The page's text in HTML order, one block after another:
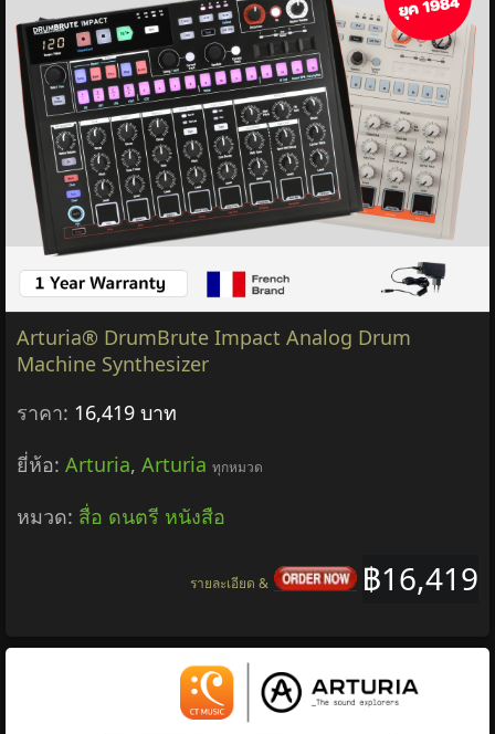
Arturia® DrumBrute Impact Analog Drum
Machine Synthesizer
ราคา: 16,419 บาท
ยี่ห้อ: Arturia, Arturia ทุกหมวด
หมวด: สื่อ ดนตรี หนังสือ
฿16,419
รายละเอียด &